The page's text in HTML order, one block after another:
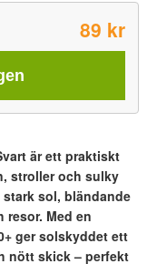
89 kr
är ett praktiskt
stroller och sulky
sol, bländande
resor. Med en
ger solskyddet ett
nött skick – perfekt